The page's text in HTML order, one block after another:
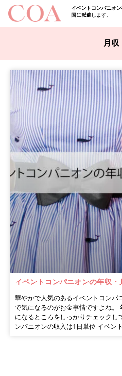
イベントコンパニオ
国に派遣します。
月収
イベントコンパニオンの年収
華やかで人気のあるイベントコンパ
で気になるのがお金事情ですよね。
になるところをしっかりチェックし
ンパニオンの収入は1日単位 イベン